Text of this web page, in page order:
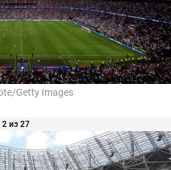
Getty Images
2 из 27